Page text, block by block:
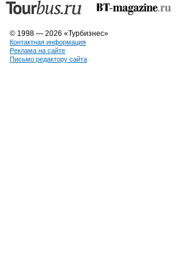
© 1998 — 2026 «Турбизнес»
Контактная информация
Реклама на сайте
Письмо редактору сайта